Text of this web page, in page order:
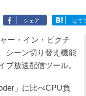
シェア はて
ー・イン・ピクチ
シーン切り替え機能
ブ放送配信ツール。
」に比べCPU負